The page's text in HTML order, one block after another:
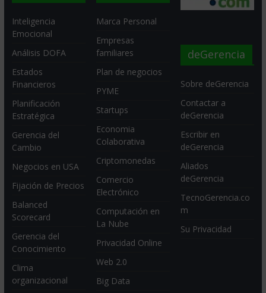
Inteligencia
Emocional
Análisis DOFA
Estados
Financieros
Planificación
Estratégica
Gerencia del
Cambio
Negocios en USA
Fijación de Precios
Balanced
Scorecard
Gerencia del
Conocimiento
Clima
organizacional
Marca Personal
Empresas
familiares
Plan de negocios
PYME
Startups
Economia
Colaborativa
Criptomonedas
Comercio
Electrónico
Computación en
La Nube
Privacidad Online
Web 2.0
Big Data
deGerencia
Sobre deGerencia
Contactar a
deGerencia
Escribir en
deGerencia
Aliados
deGerencia
TecnoGerencia.co
m
Su Privacidad